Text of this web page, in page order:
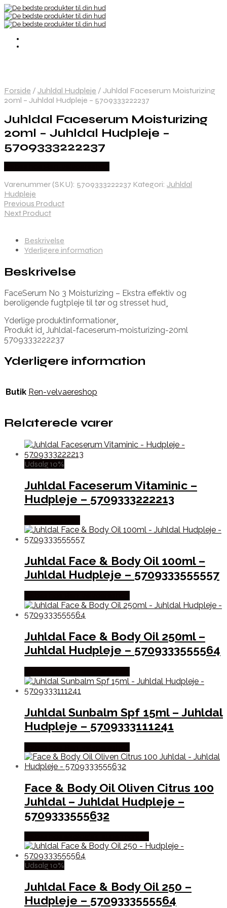
Forside / Juhldal Hudpleje / Juhldal Faceserum Moisturizing
20ml – Juhldal Hudpleje – 5709333222237
Juhldal Faceserum Moisturizing
20ml – Juhldal Hudpleje –
5709333222237
Varenummer (SKU): 5709333222237 Kategori: Juhldal
Hudpleje
Previous Product
Next Product
Beskrivelse
Yderligere information
Beskrivelse
FaceSerum No 3 Moisturizing – Ekstra effektiv og
beroligende fugtpleje til tør og stresset hud¸
Yderlige produktinformationer¸
Produkt id¸ Juhldal-faceserum-moisturizing-20ml
5709333222237
Yderligere information
Butik Ren-velvaereshop
Relaterede varer
Udsalg 10%
Juhldal Faceserum Vitaminic –
Hudpleje – 5709333222213
Juhldal Face & Body Oil 100ml –
Juhldal Hudpleje – 5709333555557
Juhldal Face & Body Oil 250ml –
Juhldal Hudpleje – 5709333555564
Juhldal Sunbalm Spf 15ml – Juhldal
Hudpleje – 5709333111241
Face & Body Oil Oliven Citrus 100
Juhldal – Juhldal Hudpleje –
5709333555632
Udsalg 10%
Juhldal Face & Body Oil 250 –
Hudpleje – 5709333555564